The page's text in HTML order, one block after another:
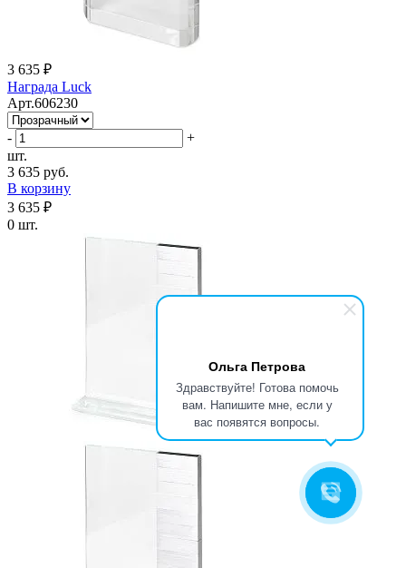
Ольга Петрова
Здравствуйте! Готова помочь
вам. Напишите мне, если у
вас появятся вопросы.
3 635 ₽
Награда Luck
Арт.606230
-
+
шт.
3 635 руб.
В корзину
3 635 ₽
0 шт.